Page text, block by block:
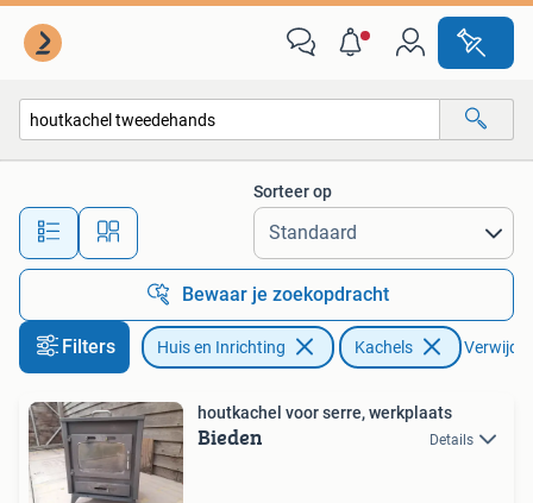
Alle afstanden…
Sorteer op
Bewaar je zoekopdracht
Filters Huis en Inrichting Kachels
houtkachel voor serre, werkplaats
Bieden Details